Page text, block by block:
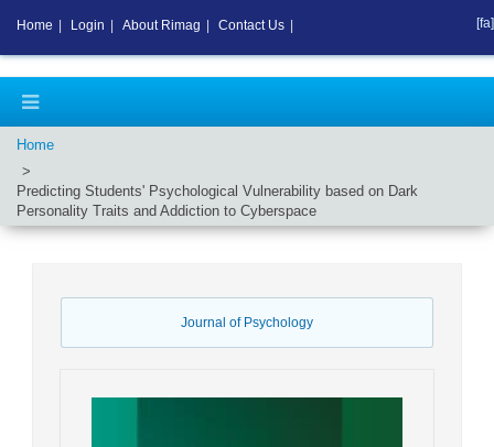
Home
Predicting Students' Psychological Vulnerability based on Dark
Personality Traits and Addiction to Cyberspace
Journal of Psychology
Home Login About Rimag Contact Us [fa]